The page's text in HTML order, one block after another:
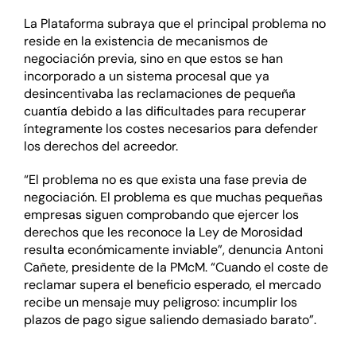
La Plataforma subraya que el principal problema no
reside en la existencia de mecanismos de
negociación previa, sino en que estos se han
incorporado a un sistema procesal que ya
desincentivaba las reclamaciones de pequeña
cuantía debido a las dificultades para recuperar
íntegramente los costes necesarios para defender
los derechos del acreedor.
“El problema no es que exista una fase previa de
negociación. El problema es que muchas pequeñas
empresas siguen comprobando que ejercer los
derechos que les reconoce la Ley de Morosidad
resulta económicamente inviable”, denuncia Antoni
Cañete, presidente de la PMcM. “Cuando el coste de
reclamar supera el beneficio esperado, el mercado
recibe un mensaje muy peligroso: incumplir los
plazos de pago sigue saliendo demasiado barato”.